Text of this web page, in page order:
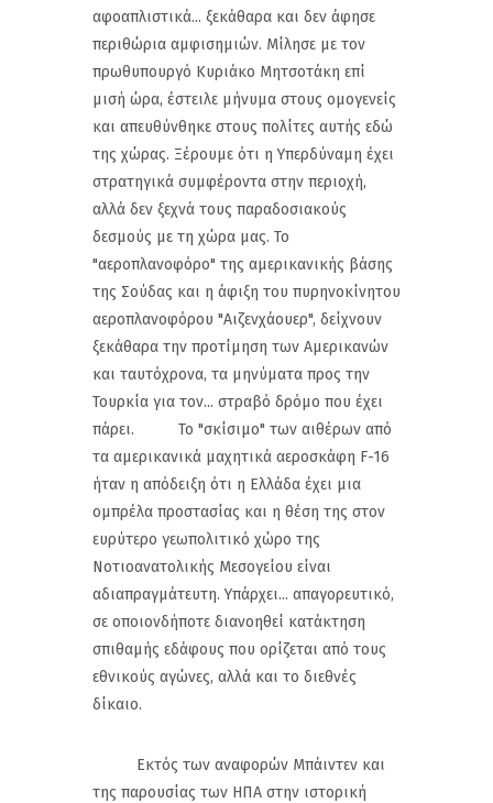
αφοαπλιστικά... ξεκάθαρα και δεν άφησε
περιθώρια αμφισημιών. Μίλησε με τον
πρωθυπουργό Κυριάκο Μητσοτάκη επί
μισή ώρα, έστειλε μήνυμα στους ομογενείς
και απευθύνθηκε στους πολίτες αυτής εδώ
της χώρας. Ξέρουμε ότι η Υπερδύναμη έχει
στρατηγικά συμφέροντα στην περιοχή,
αλλά δεν ξεχνά τους παραδοσιακούς
δεσμούς με τη χώρα μας. Το
"αεροπλανοφόρο" της αμερικανικής βάσης
της Σούδας και η άφιξη του πυρηνοκίνητου
αεροπλανοφόρου "Αιζενχάουερ", δείχνουν
ξεκάθαρα την προτίμηση των Αμερικανών
και ταυτόχρονα, τα μηνύματα προς την
Τουρκία για τον... στραβό δρόμο που έχει
πάρει. Το "σκίσιμο" των αιθέρων από
τα αμερικανικά μαχητικά αεροσκάφη F-16
ήταν η απόδειξη ότι η Ελλάδα έχει μια
ομπρέλα προστασίας και η θέση της στον
ευρύτερο γεωπολιτικό χώρο της
Νοτιοανατολικής Μεσογείου είναι
αδιαπραγμάτευτη. Υπάρχει... απαγορευτικό,
σε οποιονδήποτε διανοηθεί κατάκτηση
σπιθαμής εδάφους που ορίζεται από τους
εθνικούς αγώνες, αλλά και το διεθνές
δίκαιο.
Εκτός των αναφορών Μπάιντεν και
της παρουσίας των ΗΠΑ στην ιστορική